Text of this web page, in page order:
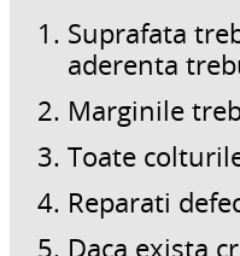
Suprafata
aderenta
Marginile
Toate
Reparati
Daca exista